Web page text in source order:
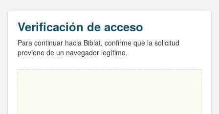
Verificación de acceso
Para continuar hacia Biblat, confirme que la solicitud
proviene de un navegador legítimo.